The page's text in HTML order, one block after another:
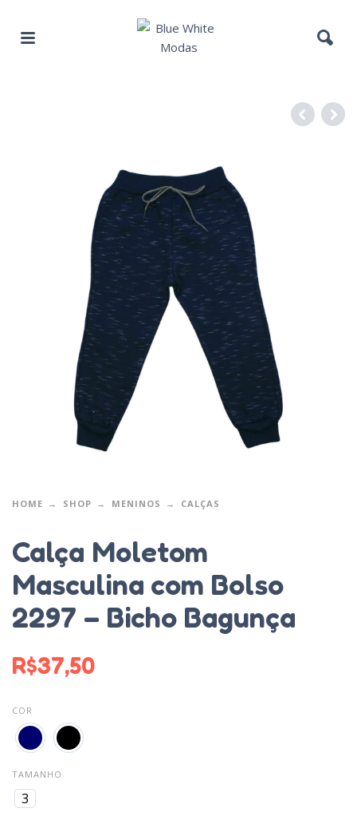
HOME SHOP MENINOS CALÇAS
Calça Moletom
Masculina com Bolso
2297 – Bicho Bagunça
R$37,50
COR
TAMANHO
3